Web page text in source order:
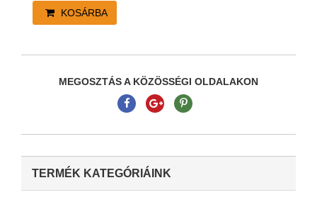
KOSÁRBA
MEGOSZTÁS A KÖZÖSSÉGI OLDALAKON
TERMÉK KATEGÓRIÁINK